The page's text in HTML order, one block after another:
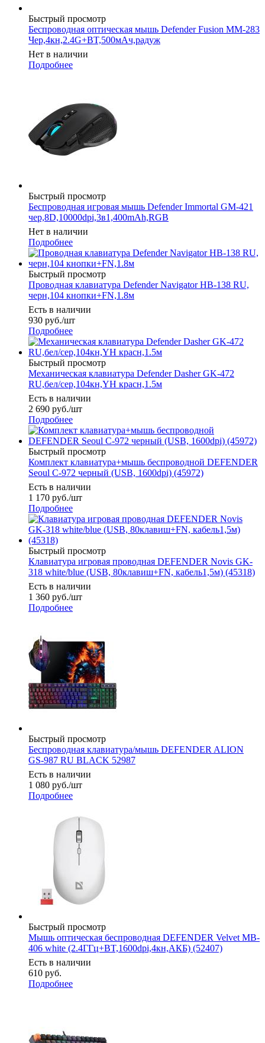
Быстрый просмотр
Беспроводная оптическая мышь Defender Fusion MM-283
Чер,4кн,2.4G+BT,500мАч,радуж
Нет в наличии
Подробнее
Быстрый просмотр
Беспроводная игровая мышь Defender Immortal GM-421
чер,8D,10000dpi,3в1,400mAh,RGB
Нет в наличии
Подробнее
Быстрый просмотр
Проводная клавиатура Defender Navigator HB-138 RU,
черн,104 кнопки+FN,1.8м
Есть в наличии
930 руб./шт
Подробнее
Быстрый просмотр
Механическая клавиатура Defender Dasher GK-472
RU,бел/сер,104кн,YH красн,1.5м
Есть в наличии
2 690 руб./шт
Подробнее
Быстрый просмотр
Комплект клавиатура+мышь беспроводной DEFENDER
Seoul C-972 черный (USB, 1600dpi) (45972)
Есть в наличии
1 170 руб./шт
Подробнее
Быстрый просмотр
Клавиатура игровая проводная DEFENDER Novis GK-
318 white/blue (USB, 80клавиш+FN, кабель1,5м) (45318)
Есть в наличии
1 360 руб./шт
Подробнее
Быстрый просмотр
Беспроводная клавиатура/мышь DEFENDER ALION
GS-987 RU BLACK 52987
Есть в наличии
1 080 руб./шт
Подробнее
Быстрый просмотр
Мышь оптическая беспроводная DEFENDER Velvet MB-
406 white (2.4ГГц+BT,1600dpi,4кн,АКБ) (52407)
Есть в наличии
610 руб.
Подробнее